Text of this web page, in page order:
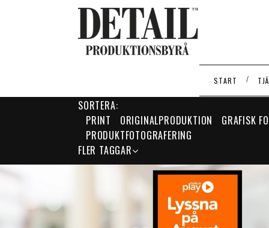
START /
SORTERA:
PRINT
ORIGINALPRODUKTION
GRAFISK
PRODUKTFOTOGRAFERING
FLER TAGGAR